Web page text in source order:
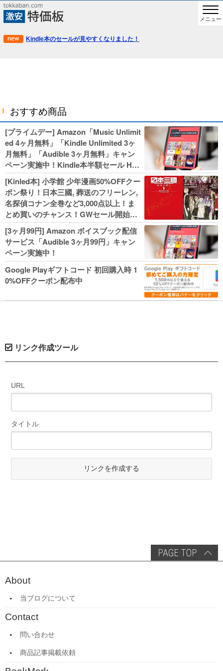
メニュー
Kindle本のセールが見やすくなりました！
おすすめ商品
[プライムデー] Amazon「Music Unlimit
ed 4ヶ月無料」「Kindle Unlimited 3ヶ
月無料」「Audible 3ヶ月無料」キャン
ペーン実施中！Kindle本半額セール HU
NTER×HUNTERなど集英社、無職転生,
幼女戦記などKADOKAWA、キャプテン
翼100円セールも！
[Kinled本] 小学館 少年漫画50%OFFクー
ポン祭り！日本三國, 葬送のフリーレン,
名探偵コナン全巻など3,000点以上！ま
とめ買いのチャンス！GWセール開始！
人気コミック多数 カドカワ祭やIT関連本
がセールに！
[3ヶ月99円] Amazon ボイスブック配信
サービス「Audible 3ヶ月99円」キャン
ペーン実施中！
Google Playギフトコード 初回購入時 1
0%OFFクーポン配布中
リンク作成ツール
URL
タイトル
リンクを作成する
About
当ブログについて
Contact
問い合わせ
商品記事掲載依頼